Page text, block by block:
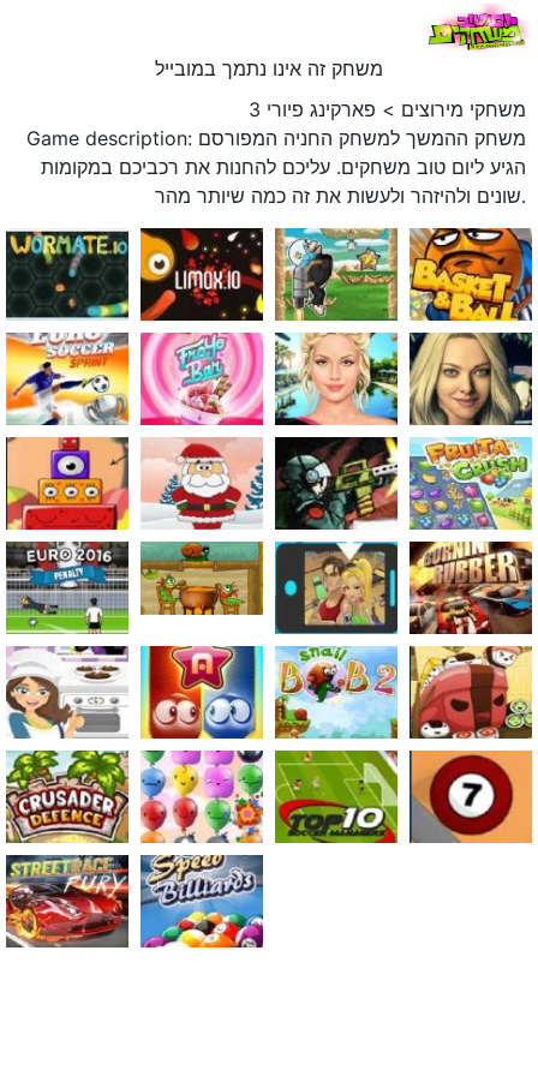
משחק זה אינו נתמך במובייל
משחקי מירוצים > פארקינג פיורי 3
Game description: משחק ההמשך למשחק החניה המפורסם
הגיע ליום טוב משחקים. עליכם להחנות את רכביכם במקומות
שונים ולהיזהר ולעשות את זה כמה שיותר מהר.